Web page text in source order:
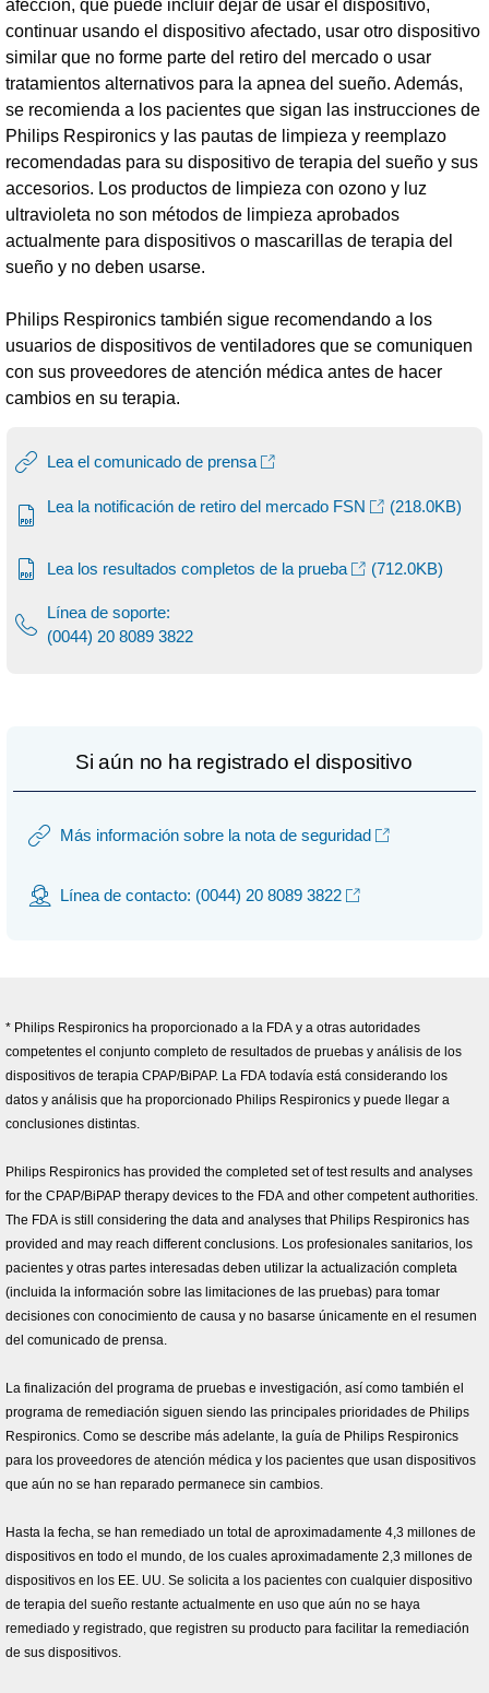
afección, que puede incluir dejar de usar el dispositivo,
continuar usando el dispositivo afectado, usar otro dispositivo
similar que no forme parte del retiro del mercado o usar
tratamientos alternativos para la apnea del sueño. Además,
se recomienda a los pacientes que sigan las instrucciones de
Philips Respironics y las pautas de limpieza y reemplazo
recomendadas para su dispositivo de terapia del sueño y sus
accesorios. Los productos de limpieza con ozono y luz
ultravioleta no son métodos de limpieza aprobados
actualmente para dispositivos o mascarillas de terapia del
sueño y no deben usarse.
Philips Respironics también sigue recomendando a los
usuarios de dispositivos de ventiladores que se comuniquen
con sus proveedores de atención médica antes de hacer
cambios en su terapia.
Lea el comunicado de prensa
Lea la notificación de retiro del mercado FSN (218.0KB)
Lea los resultados completos de la prueba (712.0KB)
Línea de soporte:
(0044) 20 8089 3822
Si aún no ha registrado el dispositivo
Más información sobre la nota de seguridad
Línea de contacto: (0044) 20 8089 3822
* Philips Respironics ha proporcionado a la FDA y a otras autoridades
competentes el conjunto completo de resultados de pruebas y análisis de los
dispositivos de terapia CPAP/BiPAP. La FDA todavía está considerando los
datos y análisis que ha proporcionado Philips Respironics y puede llegar a
conclusiones distintas.
Philips Respironics has provided the completed set of test results and analyses
for the CPAP/BiPAP therapy devices to the FDA and other competent authorities.
The FDA is still considering the data and analyses that Philips Respironics has
provided and may reach different conclusions. Los profesionales sanitarios, los
pacientes y otras partes interesadas deben utilizar la actualización completa
(incluida la información sobre las limitaciones de las pruebas) para tomar
decisiones con conocimiento de causa y no basarse únicamente en el resumen
del comunicado de prensa.
La finalización del programa de pruebas e investigación, así como también el
programa de remediación siguen siendo las principales prioridades de Philips
Respironics. Como se describe más adelante, la guía de Philips Respironics
para los proveedores de atención médica y los pacientes que usan dispositivos
que aún no se han reparado permanece sin cambios.
Hasta la fecha, se han remediado un total de aproximadamente 4,3 millones de
dispositivos en todo el mundo, de los cuales aproximadamente 2,3 millones de
dispositivos en los EE. UU. Se solicita a los pacientes con cualquier dispositivo
de terapia del sueño restante actualmente en uso que aún no se haya
remediado y registrado, que registren su producto para facilitar la remediación
de sus dispositivos.